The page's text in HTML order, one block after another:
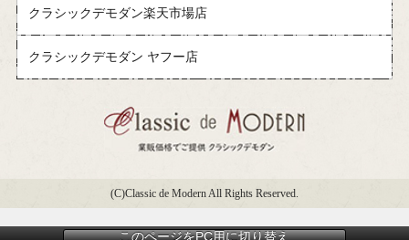
クラシックデモダン楽天市場店
クラシックデモダン ヤフー店
(C)Classic de Modern All Rights Reserved.
このページをPC用に切り替え